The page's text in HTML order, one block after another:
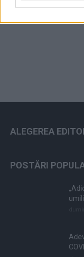
ALEGEREA
POSTĂRI